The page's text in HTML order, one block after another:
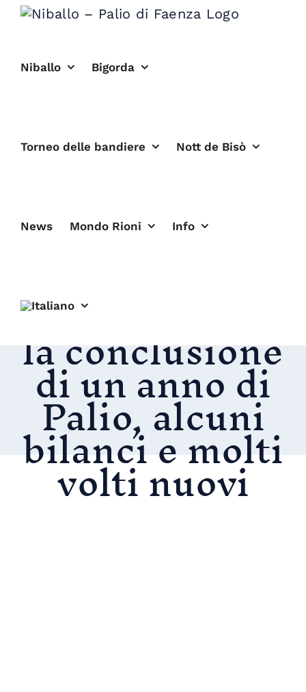
Salta
Niballo Bigorda
Torneo delle bandiere Nott de Bisò
News Mondo Rioni Info
Niballo: verso
la conclusione
di un anno di
Palio, alcuni
bilanci e molti
volti nuovi